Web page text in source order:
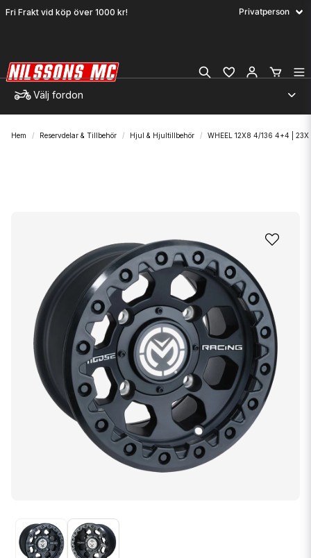
Fri Frakt vid köp över 1000 kr!
Välj fordon
Hem Reservdelar & Tillbehör Hjul & Hjultillbehör WHEEL 12X8 4/136 4+4 | 23X